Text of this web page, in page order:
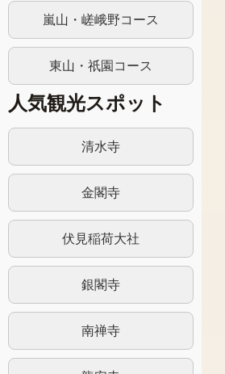
嵐山・嵯峨野コース
東山・祇園コース
人気観光スポット
清水寺
金閣寺
伏見稲荷大社
銀閣寺
南禅寺